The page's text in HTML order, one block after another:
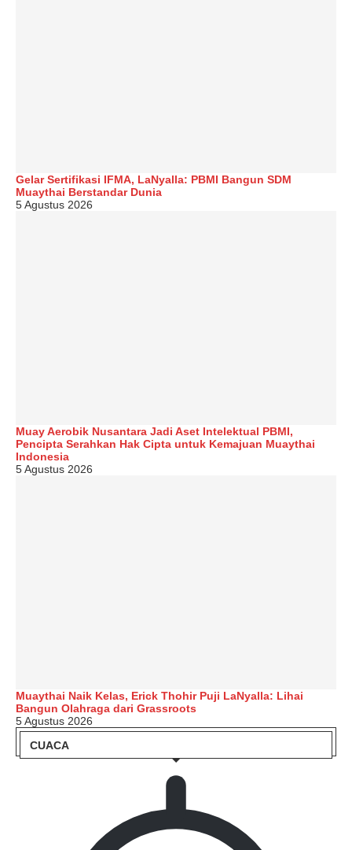
Gelar Sertifikasi IFMA, LaNyalla: PBMI Bangun SDM
Muaythai Berstandar Dunia
5 Agustus 2026
Muay Aerobik Nusantara Jadi Aset Intelektual PBMI,
Pencipta Serahkan Hak Cipta untuk Kemajuan Muaythai
Indonesia
5 Agustus 2026
Muaythai Naik Kelas, Erick Thohir Puji LaNyalla: Lihai
Bangun Olahraga dari Grassroots
5 Agustus 2026
CUACA